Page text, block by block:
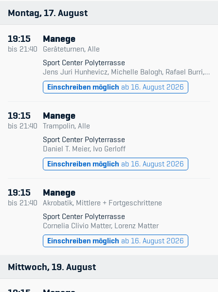
Montag 17 August
19:15
bis 21:40
Manege
Geräteturnen, Alle
Sport Center Polyterrasse
Jens Juri Hunhevicz, Michelle Balogh, Rafael Burri, Rolf Gloor, Silvan Troxler
Einschreiben möglich ab 16. August 2026
19:15
bis 21:40
Manege
Trampolin, Alle
Sport Center Polyterrasse
Daniel T. Meier, Ivo Gerloff
Einschreiben möglich ab 16. August 2026
19:15
bis 21:40
Manege
Akrobatik, Mittlere + Fortgeschrittene
Sport Center Polyterrasse
Cornelia Clivio Matter, Lorenz Matter
Einschreiben möglich ab 16. August 2026
Mittwoch 19 August